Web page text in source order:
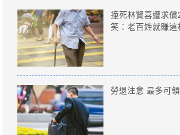
撞死林賢喜遭求
笑：老百姓就賺這
勞退注意 最多可